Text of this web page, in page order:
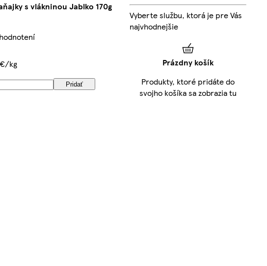
s vlákninou Jablko 170g
kg
Pridať
Vyberte službu, ktorá je pre Vás
najvhodnejšie
Prázdny košík
Produkty, ktoré pridáte do
svojho košíka sa zobrazia tu